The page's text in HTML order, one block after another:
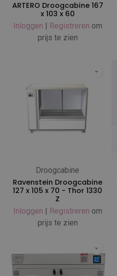
ARTERO Droogcabine 167
x 103 x 60
Inloggen | Registreren om
prijs te zien
Droogcabine
Ravenstein Droogcabine
127 x 105 x 70 - Thor 1330
Z
Inloggen | Registreren om
prijs te zien